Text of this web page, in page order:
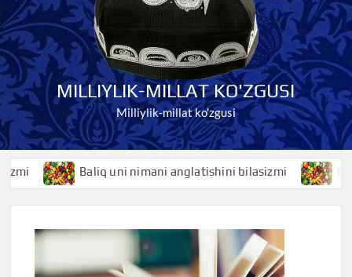
MILLIYLIK-MILLAT KO'ZGUSI
Milliylik-millat ko'zgusi
Baliq uni nimani anglatishini bilasizmi